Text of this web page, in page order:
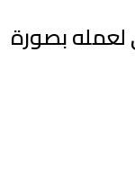
لعمله بصورة